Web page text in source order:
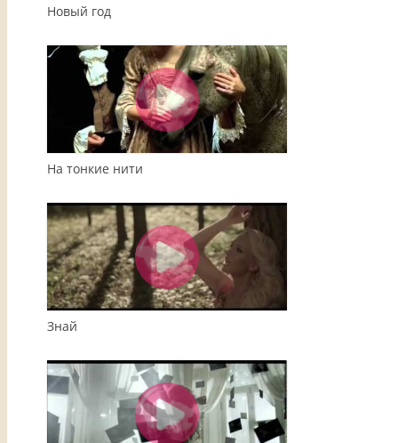
Новый год
На тонкие нити
Знай